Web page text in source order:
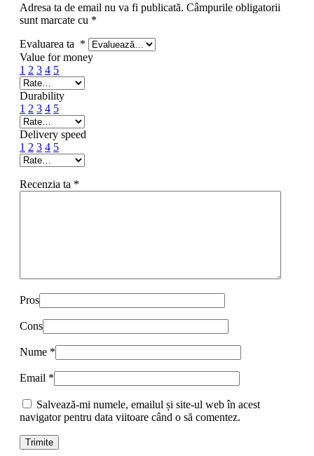
Adresa ta de email nu va fi publicată. Câmpurile obligatorii
sunt marcate cu *
Evaluarea ta *
Value for money
1 2 3 4 5
Durability
1 2 3 4 5
Delivery speed
1 2 3 4 5
Recenzia ta *
Pros
Cons
Nume *
Email *
Salvează-mi numele, emailul și site-ul web în acest
navigator pentru data viitoare când o să comentez.